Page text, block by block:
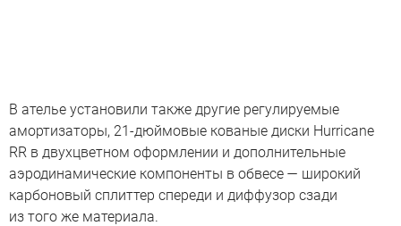
В ателье установили также другие регулируемые
амортизаторы, 21-дюймовые кованые диски Hurricane
RR в двухцветном оформлении и дополнительные
аэродинамические компоненты в обвесе — широкий
карбоновый сплиттер спереди и диффузор сзади
из того же материала.